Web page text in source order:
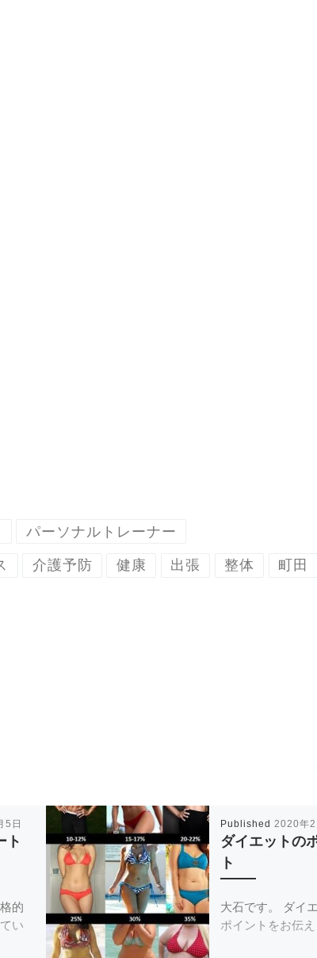
パーソナルトレーナー
介護予防 健康 出張 整体 町田
5日
ト
的
い
Published 2020年2
ダイエットの
ト
大石です。 ダイ
ポイントをお伝